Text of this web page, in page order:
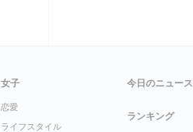
女子
恋愛
ライフスタイル
今日のニュース
ランキング